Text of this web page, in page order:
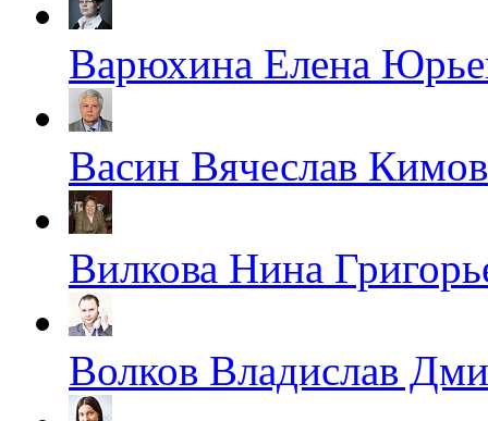
Варюхина Елена
Васин Вячеслав
Вилкова Нина
Волков Владислав